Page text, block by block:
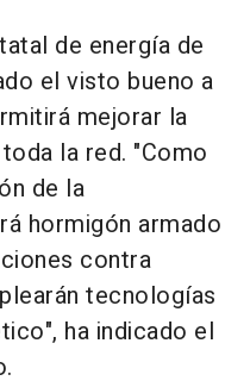
de energía de
el visto bueno a
mejorar la
la red. "Como
de la
hormigón armado
contra
tecnologías
ha indicado el